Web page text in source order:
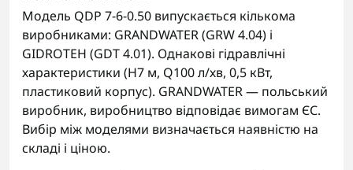
Модель QDP 7-6-0.50 випускається кількома
виробниками: GRANDWATER (GRW 4.04) і
GIDROTEH (GDT 4.01). Однакові гідравлічні
характеристики (H7 м, Q100 л/хв, 0,5 кВт,
пластиковий корпус). GRANDWATER — польський
виробник, виробництво відповідає вимогам ЄС.
Вибір між моделями визначається наявністю на
складі і ціною.